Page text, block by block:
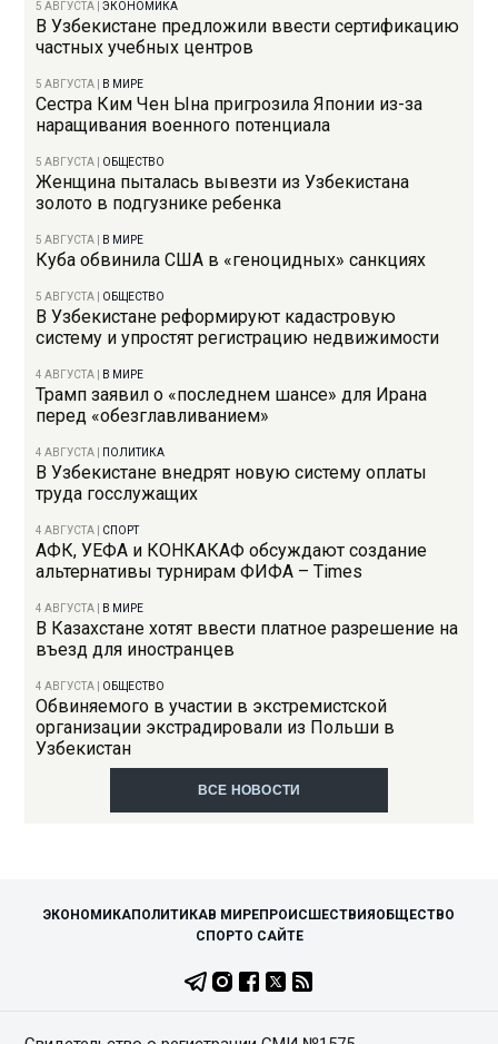
5 АВГУСТА |ЭКОНОМИКА
В Узбекистане предложили ввести сертификацию
частных учебных центров
5 АВГУСТА В МИРЕ
Сестра Ким Чен Ына пригрозила Японии из-за
наращивания военного потенциала
5 АВГУСТА ОБЩЕСТВО
Женщина пыталась вывезти из Узбекистана
золото в подгузнике ребенка
5 АВГУСТА В МИРЕ
Куба обвинила США в «геноцидных» санкциях
5 АВГУСТА ОБЩЕСТВО
В Узбекистане реформируют кадастровую
систему и упростят регистрацию недвижимости
4 АВГУСТА В МИРЕ
Трамп заявил о «последнем шансе» для Ирана
перед «обезглавливанием»
4 АВГУСТА ПОЛИТИКА
В Узбекистане внедрят новую систему оплаты
труда госслужащих
4 АВГУСТА СПОРТ
АФК, УЕФА и КОНКАКАФ обсуждают создание
альтернативы турнирам ФИФА – Times
4 АВГУСТА В МИРЕ
В Казахстане хотят ввести платное разрешение на
въезд для иностранцев
4 АВГУСТА ОБЩЕСТВО
Обвиняемого в участии в экстремистской
организации экстрадировали из Польши в
Узбекистан
ВСЕ НОВОСТИ
ЭКОНОМИКАПОЛИТИКАВ МИРЕПРОИСШЕСТВИЯ ОБЩЕСТВО
СПОРТО САЙТЕ